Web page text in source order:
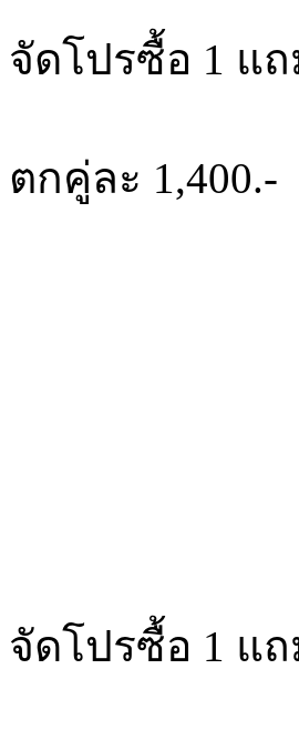
จัดโปรซื้อ 1 แถ
ตกคู่ละ 1,400.-
จัดโปรซื้อ 1 แถ